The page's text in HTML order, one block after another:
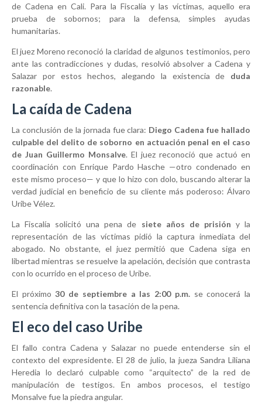
de Cadena en Cali. Para la Fiscalía y las víctimas, aquello era
prueba de sobornos; para la defensa, simples ayudas
humanitarias.
El juez Moreno reconoció la claridad de algunos testimonios, pero
ante las contradicciones y dudas, resolvió absolver a Cadena y
Salazar por estos hechos, alegando la existencia de duda
razonable.
La caída de Cadena
La conclusión de la jornada fue clara: Diego Cadena fue hallado
culpable del delito de soborno en actuación penal en el caso
de Juan Guillermo Monsalve. El juez reconoció que actuó en
coordinación con Enrique Pardo Hasche —otro condenado en
este mismo proceso— y que lo hizo con dolo, buscando alterar la
verdad judicial en beneficio de su cliente más poderoso: Álvaro
Uribe Vélez.
La Fiscalía solicitó una pena de siete años de prisión y la
representación de las víctimas pidió la captura inmediata del
abogado. No obstante, el juez permitió que Cadena siga en
libertad mientras se resuelve la apelación, decisión que contrasta
con lo ocurrido en el proceso de Uribe.
El próximo30 de septiembre a las 2:00 p.m.se conocerá la
sentencia definitiva con la tasación de la pena.
El eco del caso Uribe
El fallo contra Cadena y Salazar no puede entenderse sin el
contexto del expresidente. El 28 de julio, la jueza Sandra Liliana
Heredia lo declaró culpable como “arquitecto” de la red de
manipulación de testigos. En ambos procesos, el testigo
Monsalve fue la piedra angular.